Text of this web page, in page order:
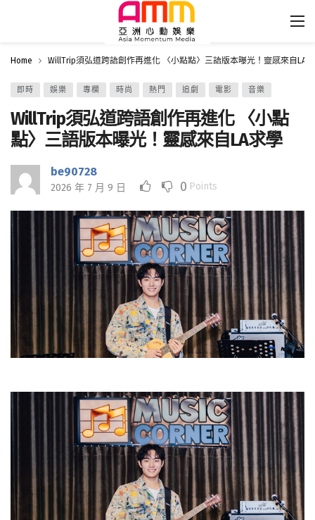
Home WillTrip須弘道跨語創作再進化 〈小點點〉三語版本曝光！靈感來自LA
即時 娛樂 專欄 時尚 熱門 追劇 電影 音樂
WillTrip須弘道跨語創作再進化 〈小點
點〉三語版本曝光！靈感來自LA求學
be90728
2026 年 7 月 9 日 0 Points